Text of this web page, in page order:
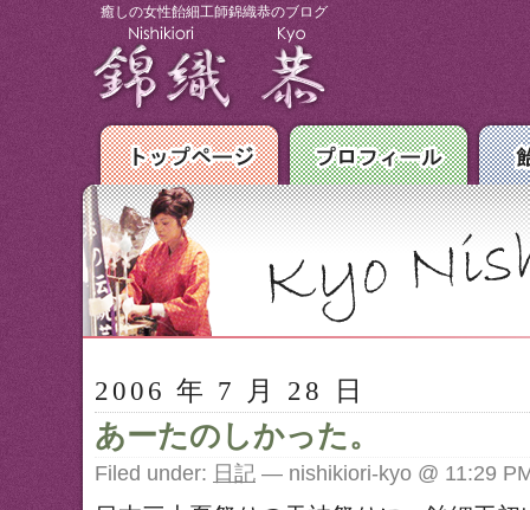
癒しの女性飴細工師錦織恭のブログ
2006 年 7 月 28 日
あーたのしかった。
Filed under: 日記 — nishikiori-kyo @ 11:29